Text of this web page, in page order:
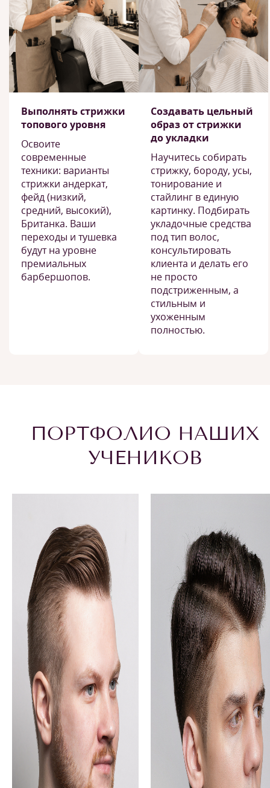
Выполнять стрижки
топового уровня
Освоите
современные
техники: варианты
стрижки андеркат,
фейд (низкий,
средний, высокий),
Британка. Ваши
переходы и тушевка
будут на уровне
премиальных
барбершопов.
Создавать цельный
образ от стрижки
до укладки
Научитесь собирать
стрижку, бороду, усы,
тонирование и
стайлинг в единую
картинку. Подбирать
укладочные средства
под тип волос,
консультировать
клиента и делать его
не просто
подстриженным, а
стильным и
ухоженным
полностью.
ПОРТФОЛИО НАШИХ
УЧЕНИКОВ